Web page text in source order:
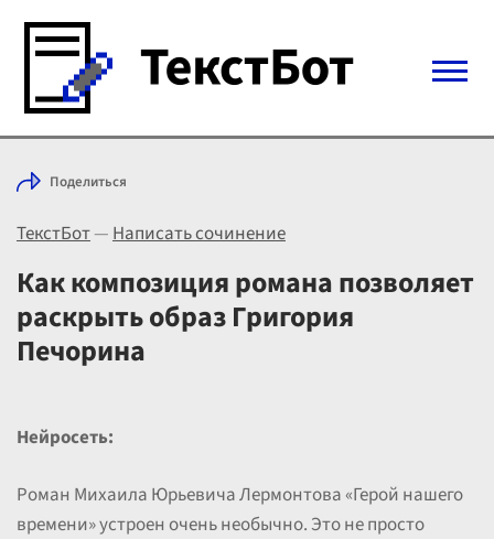
Войти с Telegram
Выбрать режим
Цены
Поделиться
ТекстБот—Написать сочинение
Как композиция романа позволяет
раскрыть образ Григория
Печорина
Нейросеть:
Роман Михаила Юрьевича Лермонтова «Герой нашего
времени» устроен очень необычно. Это не просто